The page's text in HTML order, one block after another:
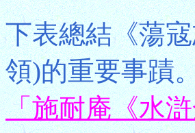
下表總結《蕩
領)的重要事蹟
「施耐庵《水